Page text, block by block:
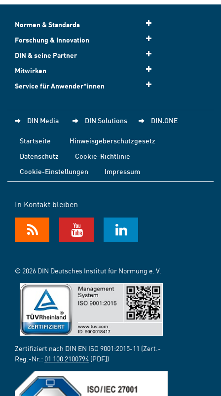
Normen & Standards
Forschung & Innovation
DIN & seine Partner
Mitwirken
Service für Anwender*innen
DIN Media DIN Solutions DIN.ONE
Startseite
Hinweisgeberschutzgesetz
Datenschutz
Cookie-Richtlinie
Cookie-Einstellungen
Impressum
In Kontakt bleiben
© 2026 DIN Deutsches Institut für Normung e. V.
Zertifiziert nach DIN EN ISO 9001:2015-11 (Zert.-
Reg.-Nr.: 01 100 2100794 [PDF])